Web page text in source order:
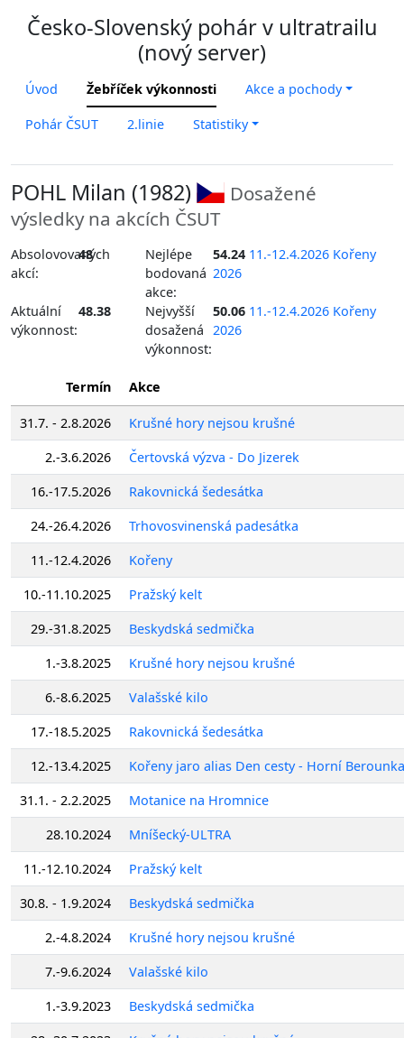
Česko-Slovenský pohár v ultratrailu
(nový server)
Úvod Žebříček výkonnosti Akce a pochody
Pohár ČSUT 2.linie Statistiky
POHL Milan (1982)
Dosažené
výsledky na akcích ČSUT
Absolovovaných
akcí:
48
Nejlépe
bodovaná
akce:
54.24 11.-12.4.2026 Kořeny
2026
Aktuální
výkonnost:
48.38
Nejvyšší
dosažená
výkonnost:
50.06 11.-12.4.2026 Kořeny
2026
Termín Akce
31.7. - 2.8.2026
Krušné hory nejsou krušné
2.-3.6.2026
Čertovská výzva - Do Jizerek
16.-17.5.2026
Rakovnická šedesátka
24.-26.4.2026
Trhovosvinenská padesátka
11.-12.4.2026
Kořeny
10.-11.10.2025
Pražský kelt
29.-31.8.2025
Beskydská sedmička
1.-3.8.2025
Krušné hory nejsou krušné
6.-8.6.2025
Valašské kilo
17.-18.5.2025
Rakovnická šedesátka
12.-13.4.2025
Kořeny jaro alias Den cesty - Horní Berounka
31.1. - 2.2.2025
Motanice na Hromnice
28.10.2024
Mníšecký-ULTRA
11.-12.10.2024
Pražský kelt
30.8. - 1.9.2024
Beskydská sedmička
2.-4.8.2024
Krušné hory nejsou krušné
7.-9.6.2024
Valašské kilo
1.-3.9.2023
Beskydská sedmička